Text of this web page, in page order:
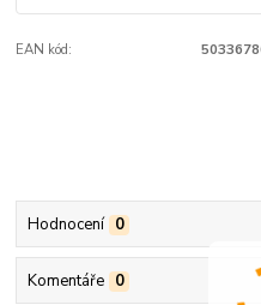
EAN kód:
Hodnocení 0
Komentáře 0